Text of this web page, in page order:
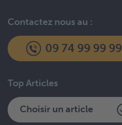
Contactez nous au :
09 74 99 99 99
Top Articles
Choisir un article